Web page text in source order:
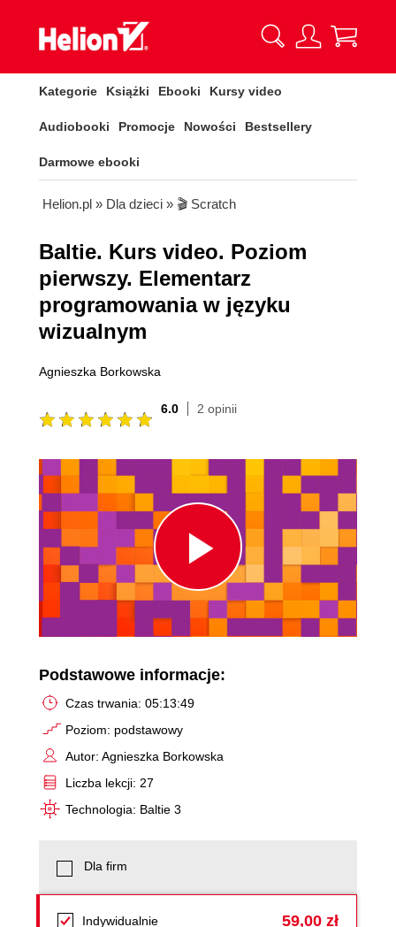
Kategorie Książki Ebooki Kursy video
Audiobooki Promocje Nowości Bestsellery
Darmowe ebooki
Helion.pl » Dla dzieci » 🎬 Scratch
Baltie. Kurs video. Poziom
pierwszy. Elementarz
programowania w języku
wizualnym
Agnieszka Borkowska
6.0 2 opinii
Play
Video
Podstawowe informacje:
Czas trwania: 05:13:49
Poziom: podstawowy
Autor: Agnieszka Borkowska
Liczba lekcji: 27
Technologia: Baltie 3
Dla firm
Indywidualnie 59,00 zł